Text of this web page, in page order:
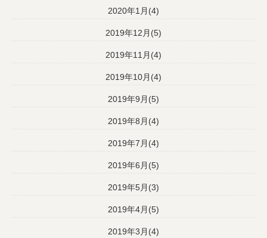
2020年1月(4)
2019年12月(5)
2019年11月(4)
2019年10月(4)
2019年9月(5)
2019年8月(4)
2019年7月(4)
2019年6月(5)
2019年5月(3)
2019年4月(5)
2019年3月(4)